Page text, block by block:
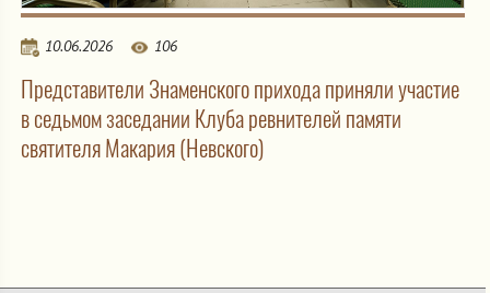
10.06.2026 106
Представители Знаменского прихода приняли участие
в седьмом заседании Клуба ревнителей памяти
святителя Макария (Невского)